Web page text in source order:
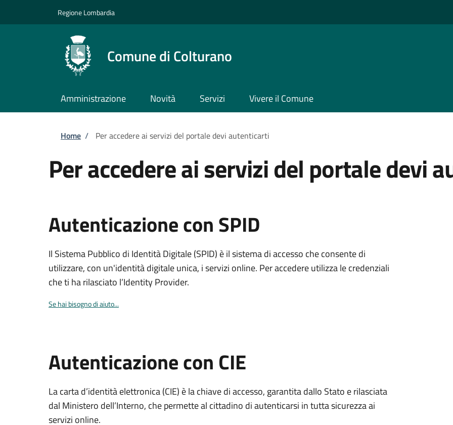
Regione Lombardia
Comune di Colturano
Amministrazione Novità Servizi Vivere il Comune
Briciole di pane
Home / Per accedere ai servizi del portale devi autenticarti
Per accedere ai servizi del portale devi
Autenticazione con SPID
Il Sistema Pubblico di Identità Digitale (SPID) è il sistema di accesso che consente di
utilizzare, con un'identità digitale unica, i servizi online. Per accedere utilizza le credenziali
che ti ha rilasciato l’Identity Provider.
Se hai bisogno di aiuto...
Autenticazione con CIE
La carta d’identità elettronica (CIE) è la chiave di accesso, garantita dallo Stato e rilasciata
dal Ministero dell’Interno, che permette al cittadino di autenticarsi in tutta sicurezza ai
servizi online.